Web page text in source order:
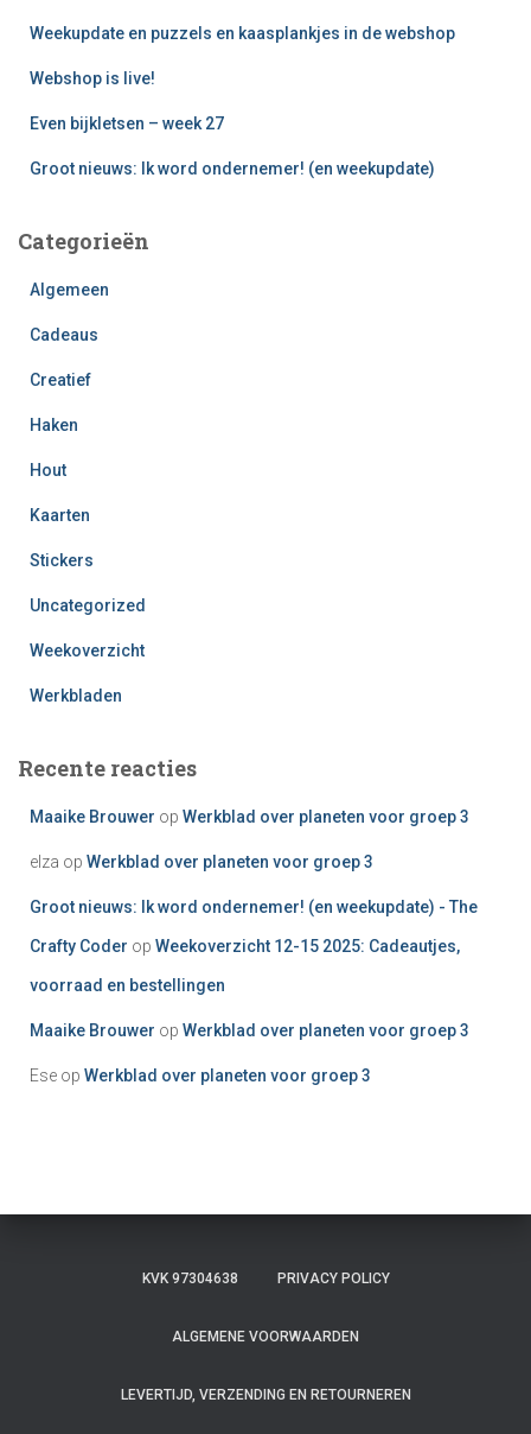
Weekupdate en puzzels en kaasplankjes in de webshop
Webshop is live!
Even bijkletsen – week 27
Groot nieuws: Ik word ondernemer! (en weekupdate)
Categorieën
Algemeen
Cadeaus
Creatief
Haken
Hout
Kaarten
Stickers
Uncategorized
Weekoverzicht
Werkbladen
Recente reacties
Maaike Brouwer op Werkblad over planeten voor groep 3
elza op Werkblad over planeten voor groep 3
Groot nieuws: Ik word ondernemer! (en weekupdate) - The
Crafty Coder op Weekoverzicht 12-15 2025: Cadeautjes,
voorraad en bestellingen
Maaike Brouwer op Werkblad over planeten voor groep 3
Ese op Werkblad over planeten voor groep 3
KVK 97304638 PRIVACY POLICY
ALGEMENE VOORWAARDEN
LEVERTIJD, VERZENDING EN RETOURNEREN